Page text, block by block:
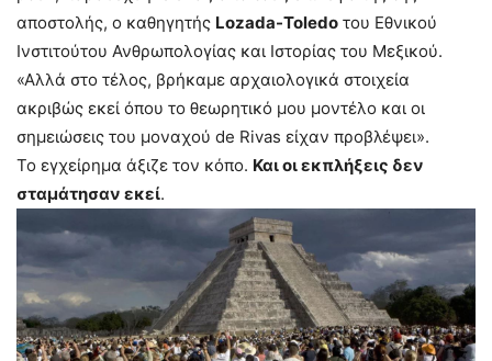
αποστολής, ο καθηγητής Lozada-Toledo του Εθνικού
Ινστιτούτου Ανθρωπολογίας και Ιστορίας του Μεξικού.
«Αλλά στο τέλος, βρήκαμε αρχαιολογικά στοιχεία
ακριβώς εκεί όπου το θεωρητικό μου μοντέλο και οι
σημειώσεις του μοναχού de Rivas είχαν προβλέψει».
Το εγχείρημα άξιζε τον κόπο. Και οι εκπλήξεις δεν
σταμάτησαν εκεί.